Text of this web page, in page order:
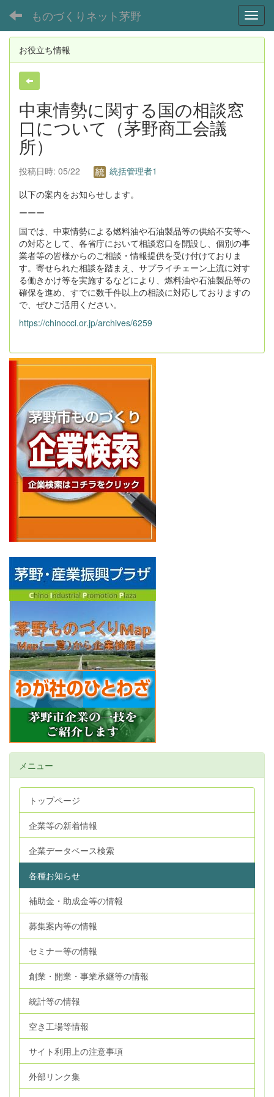
ものづくりネット茅野
お役立ち情報
中東情勢に関する国の相談窓
口について（茅野商工会議
所）
投稿日時: 05/22
統括管理者1
以下の案内をお知らせします。
ーーー
国では、中東情勢による燃料油や石油製品等の供給不安等へ
の対応として、各省庁において相談窓口を開設し、個別の事
業者等の皆様からのご相談・情報提供を受け付けておりま
す。寄せられた相談を踏まえ、サプライチェーン上流に対す
る働きかけ等を実施するなどにより、燃料油や石油製品等の
確保を進め、すでに数千件以上の相談に対応しておりますの
で、ぜひご活用ください。
https://chinocci.or.jp/archives/6259
メニュー
トップページ
企業等の新着情報
企業データベース検索
各種お知らせ
補助金・助成金等の情報
募集案内等の情報
セミナー等の情報
創業・開業・事業承継等の情報
統計等の情報
空き工場等情報
サイト利用上の注意事項
外部リンク集